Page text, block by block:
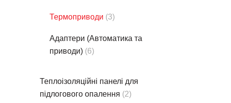
Термоприводи (3)
Адаптери (Автоматика та
приводи) (6)
Теплоізоляційні панелі для
підлогового опалення (2)